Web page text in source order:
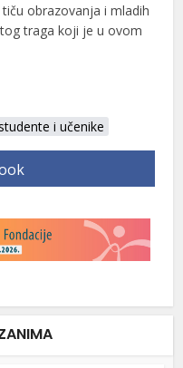
obrazovanja i mladih
traga koji je u ovom
i učenike